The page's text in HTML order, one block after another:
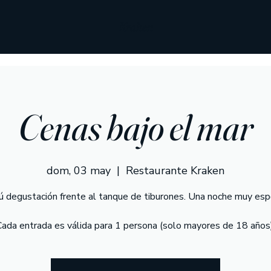
Cenas bajo el mar
dom, 03 may
  |
Restaurante Kraken
degustación frente al tanque de tiburones. Una noche muy
entrada es válida para 1 persona (solo mayores de 18